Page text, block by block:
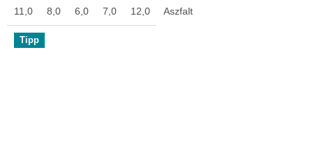
helyezhető, mivel mindkét
oldala tapadó gumi felület, a...
11,0 8,0 6,0 7,0 12,0
Ajándékutalvány 5- ,000 forint
Aszfalt
Tipp